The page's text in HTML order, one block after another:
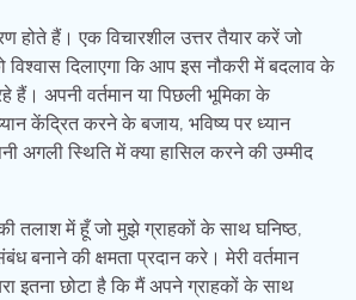
होते हैं। एक विचारशील उत्तर तैयार करें जो
विश्वास दिलाएगा कि आप इस नौकरी में बदलाव के
हैं। अपनी वर्तमान या पिछली भूमिका के
केंद्रित करने के बजाय, भविष्य पर ध्यान
अगली स्थिति में क्या हासिल करने की उम्मीद
तलाश में हूँ जो मुझे ग्राहकों के साथ घनिष्ठ,
बनाने की क्षमता प्रदान करे। मेरी वर्तमान
इतना छोटा है कि मैं अपने ग्राहकों के साथ